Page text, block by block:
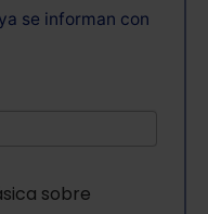
se informan con
sobre